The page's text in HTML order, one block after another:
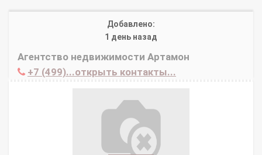
Добавлено:
1 день назад
Агентство недвижимости Артамон
+7 (499)...открыть контакты...